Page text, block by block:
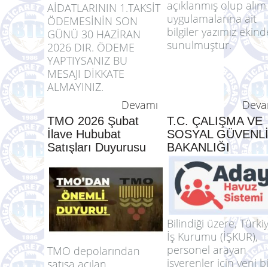
SAYIN ÜYEMİZ, 2026
YILI BORSA
AİDATLARININ 1.TAKSİT
ÖDEMESİNİN SON
GÜNÜ 30 HAZİRAN
2026 DIR. ÖDEME
YAPTIYSANIZ BU
MESAJI DİKKATE
ALMAYINIZ.
Genel
Müdürlüğümüzce
Dönemi Hububat
Müdahale Alım
açıklanmış olup alım
uygulamalarına ait
bilgiler yazımız
sunulmuştur.
TMO 2026 Şubat
İlave Hububat
Satışları Duyurusu
T.C. ÇALIŞMA VE
SOSYAL
BAKANLIĞI